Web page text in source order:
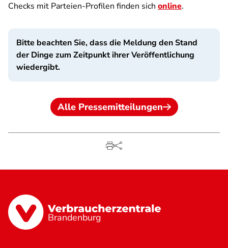
Checks mit Parteien-Profilen finden sich online.
Bitte beachten Sie, dass die Meldung den Stand
der Dinge zum Zeitpunkt ihrer Veröffentlichung
wiedergibt.
Alle Pressemitteilungen
Brandenburg